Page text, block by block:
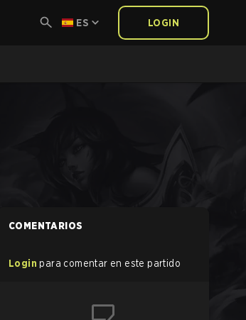
ES LOGIN
COMENTARIOS
Login para comentar en este partido